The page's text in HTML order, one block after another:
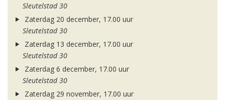
Sleutelstad 30
Zaterdag 20 december, 17.00 uur
Sleutelstad 30
Zaterdag 13 december, 17.00 uur
Sleutelstad 30
Zaterdag 6 december, 17.00 uur
Sleutelstad 30
Zaterdag 29 november, 17.00 uur